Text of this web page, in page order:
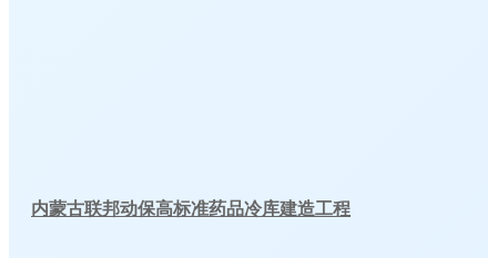
内蒙古联邦动保高标准药品冷库建造工程